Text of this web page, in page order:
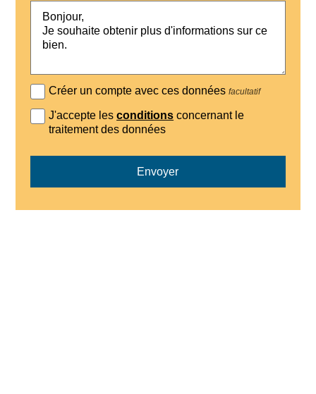
Créer un compte avec ces donnéesfacultatif
J'accepte lesconditions concernant le
traitement des données
Envoyer